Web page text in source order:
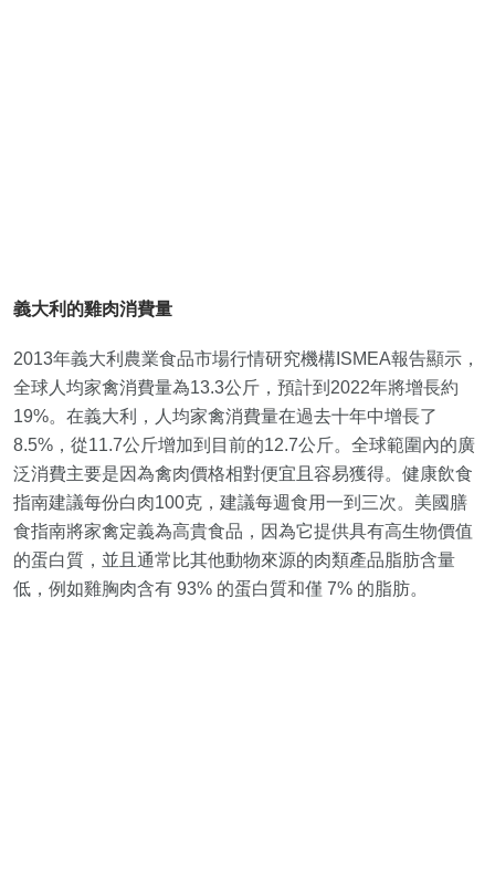
義大利的雞肉消費量
2013年義大利農業食品市場行情研究機構ISMEA報告顯示，
全球人均家禽消費量為13.3公斤，預計到2022年將增長約
19%。在義大利，人均家禽消費量在過去十年中增長了
8.5%，從11.7公斤增加到目前的12.7公斤。全球範圍內的廣
泛消費主要是因為禽肉價格相對便宜且容易獲得。健康飲食
指南建議每份白肉100克，建議每週食用一到三次。美國膳
食指南將家禽定義為高貴食品，因為它提供具有高生物價值
的蛋白質，並且通常比其他動物來源的肉類產品脂肪含量
低，例如雞胸肉含有 93% 的蛋白質和僅 7% 的脂肪。